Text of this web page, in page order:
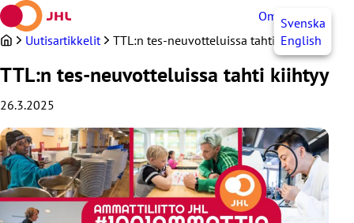
Siirry
sisältöön
OmaJHLSvenska
English
Uutisartikkelit TTL:n tes-neuvotteluissa tahti kiihtyy
TTL:n tes-neuvotteluissa tahti kiihtyy
26.3.2025